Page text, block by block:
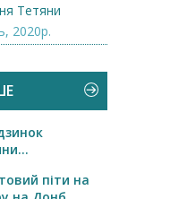
Тетяни
2020р.
піти на